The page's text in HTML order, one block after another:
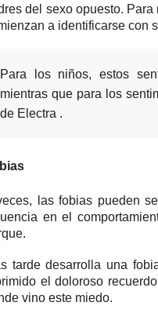
del sexo opuesto. Para
a identificarse con
Para los niños, estos
mientras que para los
de Electra .
las fobias pueden
en el
tarde desarrolla una
el doloroso
vino este miedo.